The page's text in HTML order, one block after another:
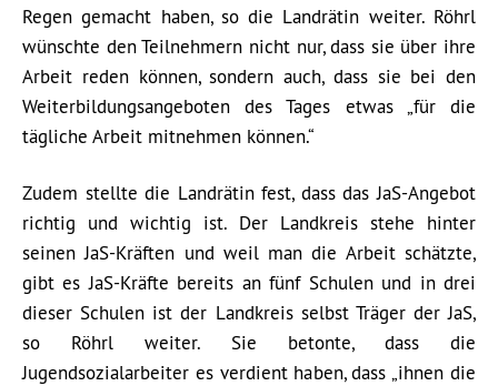
Regen gemacht haben, so die Landrätin weiter. Röhrl
wünschte den Teilnehmern nicht nur, dass sie über ihre
Arbeit reden können, sondern auch, dass sie bei den
Weiterbildungsangeboten des Tages etwas „für die
tägliche Arbeit mitnehmen können.“
Zudem stellte die Landrätin fest, dass das JaS-Angebot
richtig und wichtig ist. Der Landkreis stehe hinter
seinen JaS-Kräften und weil man die Arbeit schätzte,
gibt es JaS-Kräfte bereits an fünf Schulen und in drei
dieser Schulen ist der Landkreis selbst Träger der JaS,
so Röhrl weiter. Sie betonte, dass die
Jugendsozialarbeiter es verdient haben, dass „ihnen die